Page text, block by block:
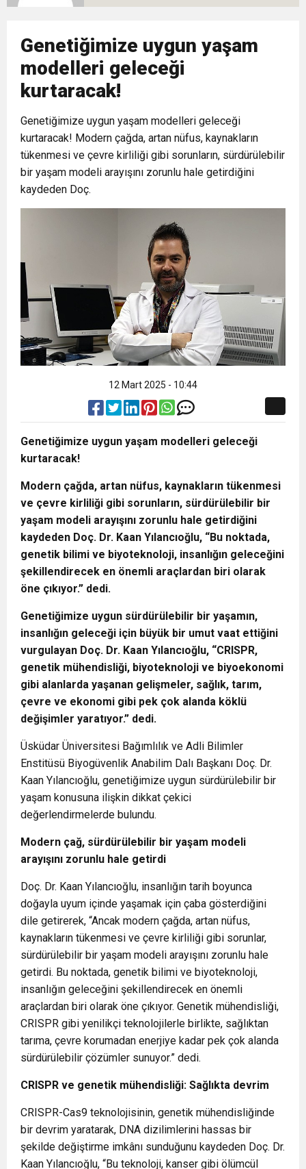
Gösterisi Yaptı
9:33 CHP’li 3 Genç Tutuklandı: Siyasi Saldırının
Hedefinde Mehmet Türkmen mi Var?
8:35 Anneler Günü’nde TAMEV ile İyilik ve Dayanışma
Buluşması
14:11 Buca’da Ruhsatı Tartışmalı İnşaat Meclis
Gündeminde: “Cumhurbaşkanı Kararnamesi
18:28 Eğitim Camiasının Yakından Tanıdığı İsim:
Abdulrezak Kaldan Torbalı Yolunda
Genetiğimize uygun yaşam
modelleri geleceği
kurtaracak!
Genetiğimize uygun yaşam modelleri geleceği
kurtaracak! Modern çağda, artan nüfus, kaynakların
tükenmesi ve çevre kirliliği gibi sorunların, sürdürülebilir
bir yaşam modeli arayışını zorunlu hale getirdiğini
kaydeden Doç.
12 Mart 2025 - 10:44
Genetiğimize uygun yaşam modelleri geleceği
kurtaracak!
Modern çağda, artan nüfus, kaynakların tükenmesi
ve çevre kirliliği gibi sorunların, sürdürülebilir bir
yaşam modeli arayışını zorunlu hale getirdiğini
kaydeden Doç. Dr. Kaan Yılancıoğlu, “Bu noktada,
genetik bilimi ve biyoteknoloji, insanlığın geleceğini
şekillendirecek en önemli araçlardan biri olarak
öne çıkıyor.” dedi.
Genetiğimize uygun sürdürülebilir bir yaşamın,
insanlığın geleceği için büyük bir umut vaat ettiğini
vurgulayan Doç. Dr. Kaan Yılancıoğlu, “CRISPR,
genetik mühendisliği, biyoteknoloji ve biyoekonomi
gibi alanlarda yaşanan gelişmeler, sağlık, tarım,
çevre ve ekonomi gibi pek çok alanda köklü
değişimler yaratıyor.” dedi.
Üsküdar Üniversitesi Bağımlılık ve Adli Bilimler
Enstitüsü Biyogüvenlik Anabilim Dalı Başkanı Doç. Dr.
Kaan Yılancıoğlu, genetiğimize uygun sürdürülebilir bir
yaşam konusuna ilişkin dikkat çekici
değerlendirmelerde bulundu.
Modern çağ, sürdürülebilir bir yaşam modeli
arayışını zorunlu hale getirdi
Doç. Dr. Kaan Yılancıoğlu, insanlığın tarih boyunca
doğayla uyum içinde yaşamak için çaba gösterdiğini
dile getirerek, “Ancak modern çağda, artan nüfus,
kaynakların tükenmesi ve çevre kirliliği gibi sorunlar,
sürdürülebilir bir yaşam modeli arayışını zorunlu hale
getirdi. Bu noktada, genetik bilimi ve biyoteknoloji,
insanlığın geleceğini şekillendirecek en önemli
araçlardan biri olarak öne çıkıyor. Genetik mühendisliği,
CRISPR gibi yenilikçi teknolojilerle birlikte, sağlıktan
tarıma, çevre korumadan enerjiye kadar pek çok alanda
sürdürülebilir çözümler sunuyor.” dedi.
CRISPR ve genetik mühendisliği: Sağlıkta devrim
CRISPR-Cas9 teknolojisinin, genetik mühendisliğinde
bir devrim yaratarak, DNA dizilimlerini hassas bir
şekilde değiştirme imkânı sunduğunu kaydeden Doç. Dr.
Kaan Yılancıoğlu, “Bu teknoloji, kanser gibi ölümcül